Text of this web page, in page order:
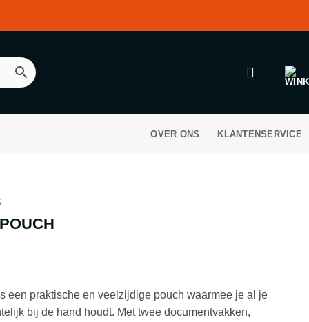
OVER ONS KLANTENSERVICE
een praktische en veelzijdige pouch waarmee je al je
bij de hand houdt. Met twee documentvakken,